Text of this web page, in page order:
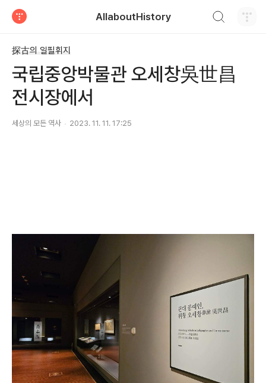
AllaboutHistory
探古의 일필휘지
국립중앙박물관 오세창吳世昌
전시장에서
세상의 모든 역사 2023. 11. 11. 17:25